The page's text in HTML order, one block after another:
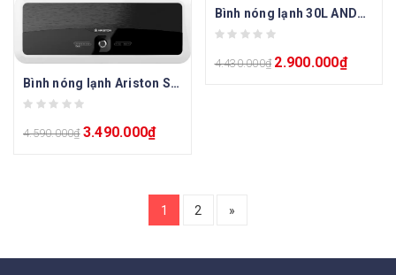
Bình nóng lạnh Ariston Slim Lux Eco 20L
4.590.000₫ 3.490.000₫
Bình nóng lạnh 30L ANDRIS2 RS 30 (AN2 30RS)
4.430.000₫ 2.900.000₫
1 2 »